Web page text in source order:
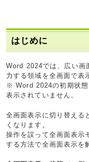
はじめに
Word 2024では、広い画
力する領域を全画面で表
※ Word 2024の初期状態
表示されていません。
全画面表示に切り替える
くなります。
操作を誤って全画面表示
する方法で全画面表示を